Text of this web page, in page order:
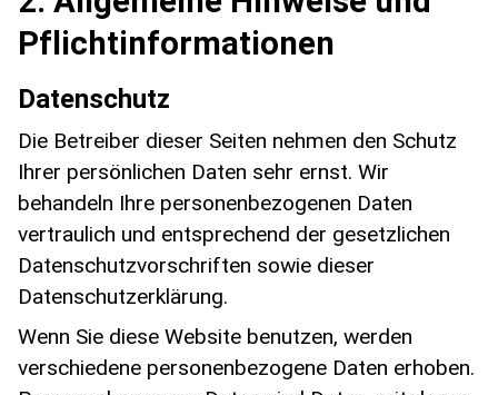
Pflichtinformationen
Datenschutz
Die Betreiber dieser Seiten nehmen den Schutz
Ihrer persönlichen Daten sehr ernst. Wir
behandeln Ihre personenbezogenen Daten
vertraulich und entsprechend der gesetzlichen
Datenschutzvorschriften sowie dieser
Datenschutzerklärung.
Wenn Sie diese Website benutzen, werden
verschiedene personenbezogene Daten erhoben.